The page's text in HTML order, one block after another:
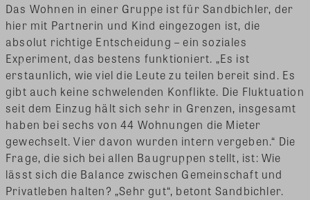
Das Wohnen in einer Gruppe ist für Sandbichler, der
hier mit Partnerin und Kind eingezogen ist, die
absolut richtige Entscheidung – ein soziales
Experiment, das bestens funktioniert. „Es ist
erstaunlich, wie viel die Leute zu teilen bereit sind. Es
gibt auch keine schwelenden Konflikte. Die Fluktuation
seit dem Einzug hält sich sehr in Grenzen, insgesamt
haben bei sechs von 44 Wohnungen die Mieter
gewechselt. Vier davon wurden intern vergeben.“ Die
Frage, die sich bei allen Baugruppen stellt, ist: Wie
lässt sich die Balance zwischen Gemeinschaft und
Privatleben halten? „Sehr gut“, betont Sandbichler.